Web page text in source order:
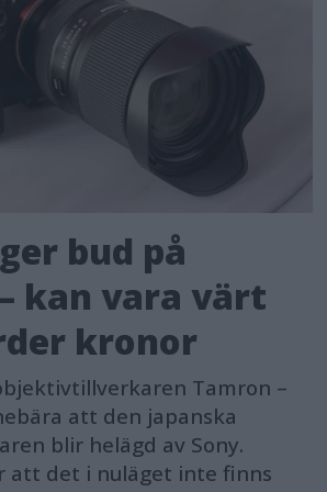
bud på
kan vara värt
kronor
Tamron –
att den japanska
blir helägd av Sony.
att det i nuläget inte finns